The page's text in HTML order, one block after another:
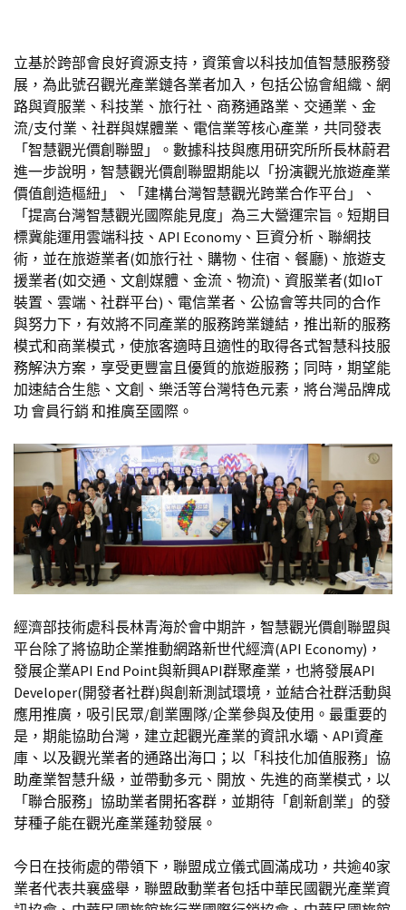
立基於跨部會良好資源支持，資策會以科技加值智慧服務發
展，為此號召觀光產業鏈各業者加入，包括公協會組織、網
路與資服業、科技業、旅行社、商務通路業、交通業、金
流/支付業、社群與媒體業、電信業等核心產業，共同發表
「智慧觀光價創聯盟」。數據科技與應用研究所所長林蔚君
進一步說明，智慧觀光價創聯盟期能以「扮演觀光旅遊產業
價值創造樞紐」、「建構台灣智慧觀光跨業合作平台」、
「提高台灣智慧觀光國際能見度」為三大營運宗旨。短期目
標冀能運用雲端科技、API Economy、巨資分析、聯網技
術，並在旅遊業者(如旅行社、購物、住宿、餐廳)、旅遊支
援業者(如交通、文創媒體、金流、物流)、資服業者(如IoT
裝置、雲端、社群平台)、電信業者、公協會等共同的合作
與努力下，有效將不同產業的服務跨業鏈結，推出新的服務
模式和商業模式，使旅客適時且適性的取得各式智慧科技服
務解決方案，享受更豐富且優質的旅遊服務；同時，期望能
加速結合生態、文創、樂活等台灣特色元素，將台灣品牌成
功 會員行銷 和推廣至國際。
經濟部技術處科長林青海於會中期許，智慧觀光價創聯盟與
平台除了將協助企業推動網路新世代經濟(API Economy)，
發展企業API End Point與新興API群聚產業，也將發展API
Developer(開發者社群)與創新測試環境，並結合社群活動與
應用推廣，吸引民眾/創業團隊/企業參與及使用。最重要的
是，期能協助台灣，建立起觀光產業的資訊水壩、API資產
庫、以及觀光業者的通路出海口；以「科技化加值服務」協
助產業智慧升級，並帶動多元、開放、先進的商業模式，以
「聯合服務」協助業者開拓客群，並期待「創新創業」的發
芽種子能在觀光產業蓬勃發展。
今日在技術處的帶領下，聯盟成立儀式圓滿成功，共逾40家
業者代表共襄盛舉，聯盟啟動業者包括中華民國觀光產業資